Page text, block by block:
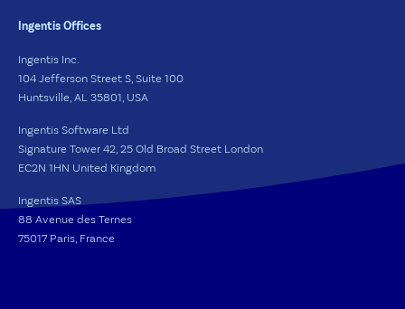
Ingentis Offices
Ingentis Inc.
104 Jefferson Street S, Suite 100
Huntsville, AL 35801, USA
Ingentis Software Ltd
Signature Tower 42, 25 Old Broad Street London
EC2N 1HN United Kingdom
Ingentis SAS
88 Avenue des Ternes
75017 Paris, France